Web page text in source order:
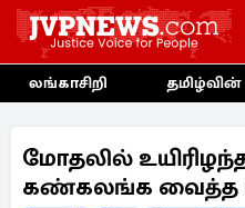
லங்காசிறி தமிழ்வின்
மோதலில்
கண்கலங்க வைத்த